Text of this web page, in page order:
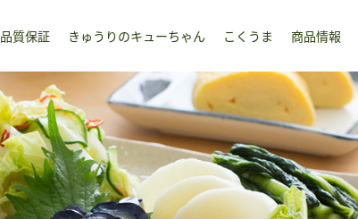
品質保証 きゅうりのキューちゃん こくうま 商品情報